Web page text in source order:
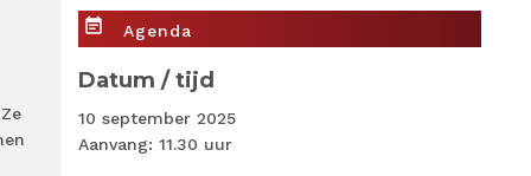
event_note Agenda
Datum / tijd
10 september 2025
Aanvang: 11.30 uur